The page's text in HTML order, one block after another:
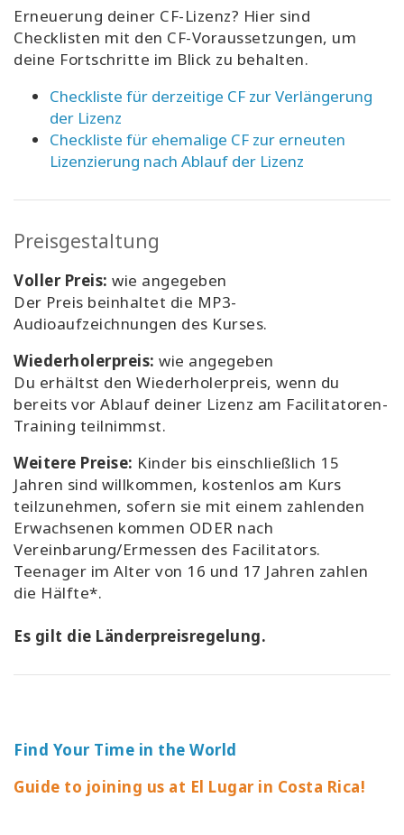
Erneuerung deiner CF-Lizenz? Hier sind
Checklisten mit den CF-Voraussetzungen, um
deine Fortschritte im Blick zu behalten.
Checkliste für derzeitige CF zur Verlängerung
der Lizenz
Checkliste für ehemalige CF zur erneuten
Lizenzierung nach Ablauf der Lizenz
Preisgestaltung
Voller Preis: wie angegeben
Der Preis beinhaltet die MP3-
Audioaufzeichnungen des Kurses.
Wiederholerpreis: wie angegeben
Du erhältst den Wiederholerpreis, wenn du
bereits vor Ablauf deiner Lizenz am Facilitatoren-
Training teilnimmst.
Weitere Preise: Kinder bis einschließlich 15
Jahren sind willkommen, kostenlos am Kurs
teilzunehmen, sofern sie mit einem zahlenden
Erwachsenen kommen ODER nach
Vereinbarung/Ermessen des Facilitators.
Teenager im Alter von 16 und 17 Jahren zahlen
die Hälfte*.
Es gilt die Länderpreisregelung.
Find Your Time in the World
Guide to joining us at El Lugar in Costa Rica!